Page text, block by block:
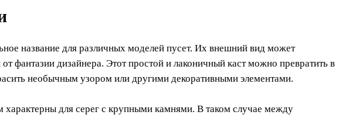
название для различных моделей пусет. Их внешний вид может
от фантазии дизайнера. Этот простой и лаконичный каст можно превратить в
необычным узором или другими декоративными элементами.
характерны для серег с крупными камнями. В таком случае между